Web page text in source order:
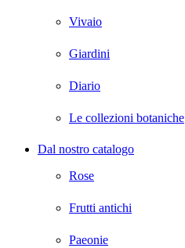
Vivaio
Giardini
Diario
Le collezioni botaniche
Dal nostro catalogo
Rose
Frutti antichi
Paeonie